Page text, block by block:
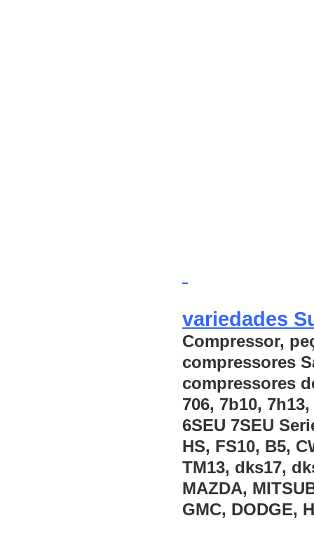
variedades S
Compressor,
compressores
compressores
706, 7b10,
6SEU 7SEU
HS, FS10, B5,
TM13, dks17,
MAZDA,
GMC, DODGE,